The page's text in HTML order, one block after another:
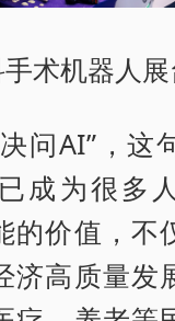
术机器人展
问AI”，这
成为很多
的价值，不
济高质量发